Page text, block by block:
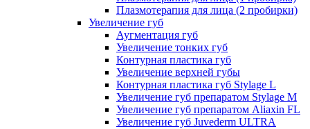
Плазмотерапия для лица (2 пробирки)
Увеличение губ
Аугментация губ
Увеличение тонких губ
Контурная пластика губ
Увеличение верхней губы
Контурная пластика губ Stylage L
Увеличение губ препаратом Stylage M
Увеличение губ препаратом Aliaxin FL
Увеличение губ Juvederm ULTRA